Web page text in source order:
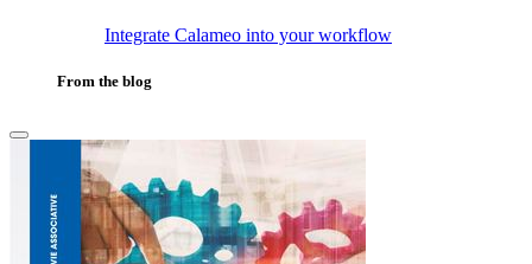
Integrate Calameo into your workflow
From the blog